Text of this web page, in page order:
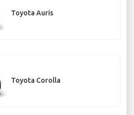
Toyota Auris
Toyota Corolla